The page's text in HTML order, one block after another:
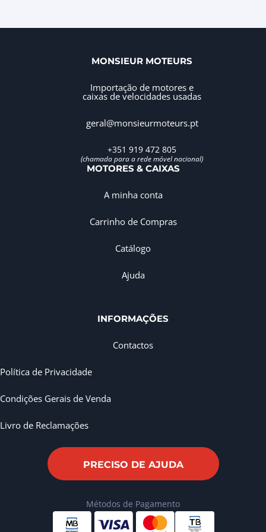
MONSIEUR MOTEURS
Importação de motores e
caixas de velocidades usadas
geral@monsieurmoteurs.pt
+351 919 472 805
(chamada para a rede móvel nacional)
MOTORES & CAIXAS
A minha conta
Carrinho de Compras
Catálogo
Ajuda
INFORMAÇÕES
Contactos
Política de Privacidade
Condições Gerais de Venda
Livro de Reclamações
PRECISO DE AJUDA
Métodos de Pagamento